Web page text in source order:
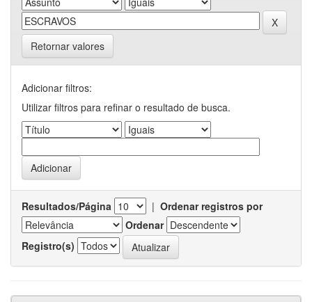
Retornar valores
Adicionar filtros:
Utilizar filtros para refinar o resultado de busca.
Resultados/Página | Ordenar registros por
Ordenar
Registro(s)